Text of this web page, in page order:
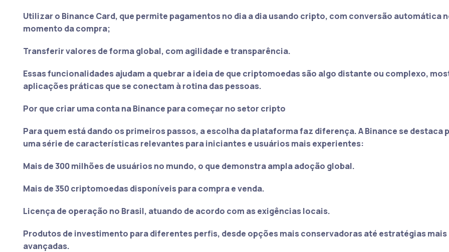
Utilizar o Binance Card, que permite pagamentos no dia a dia usando cripto, com conversão automática
momento da compra;
Transferir valores de forma global, com agilidade e transparência.
Essas funcionalidades ajudam a quebrar a ideia de que criptomoedas são algo distante ou complexo,
aplicações práticas que se conectam à rotina das pessoas.
Por que criar uma conta na Binance para começar no setor cripto
Para quem está dando os primeiros passos, a escolha da plataforma faz diferença. A Binance se destaca
uma série de características relevantes para iniciantes e usuários mais experientes:
Mais de 300 milhões de usuários no mundo, o que demonstra ampla adoção global.
Mais de 350 criptomoedas disponíveis para compra e venda.
Licença de operação no Brasil, atuando de acordo com as exigências locais.
Produtos de investimento para diferentes perfis, desde opções mais conservadoras até estratégias mais
avançadas.